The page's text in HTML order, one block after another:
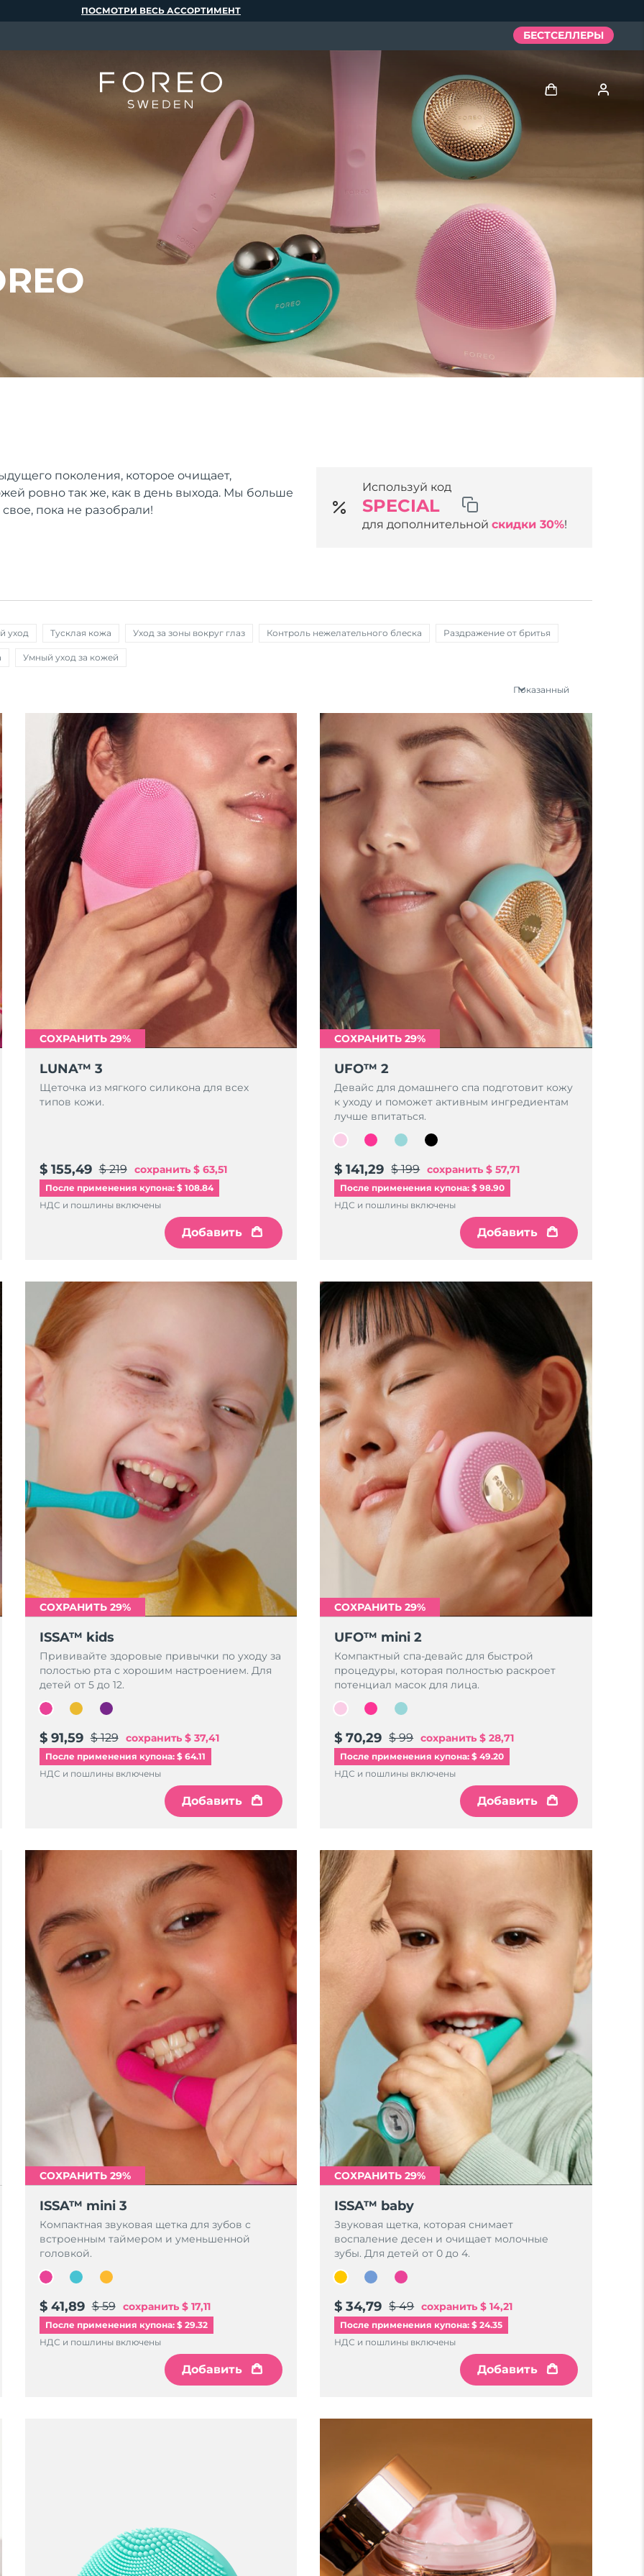
поколения, которое очищает,
ровно так же, как в день выхода. Мы больше
пока не разобрали!
Используй код
SPECIAL
для дополнительной скидки 30%!
уход Тусклая кожа Уход за зоны вокруг глаз Контроль нежелательного блеска Раздражение от бритья
Умный уход за кожей
Показанный
СОХРАНИТЬ 29%
LUNA™ 3
Щеточка из мягкого силикона для всех
типов кожи.
$ 155,49 $ 219 сохранить $ 63,51
После применения купона: $ 108.84
НДС и пошлины включены
Добавить
СОХРАНИТЬ 29%
UFO™ 2
Девайс для домашнего спа подготовит кожу
к уходу и поможет активным ингредиентам
лучше впитаться.
$ 141,29 $ 199 сохранить $ 57,71
После применения купона: $ 98.90
НДС и пошлины включены
Добавить
СОХРАНИТЬ 29%
ISSA™ kids
Прививайте здоровые привычки по уходу за
полостью рта с хорошим настроением. Для
детей от 5 до 12.
$ 91,59 $ 129 сохранить $ 37,41
После применения купона: $ 64.11
НДС и пошлины включены
Добавить
СОХРАНИТЬ 29%
UFO™ mini 2
Компактный спа-девайс для быстрой
процедуры, которая полностью раскроет
потенциал масок для лица.
$ 70,29 $ 99 сохранить $ 28,71
После применения купона: $ 49.20
НДС и пошлины включены
Добавить
СОХРАНИТЬ 29%
ISSA™ mini 3
Компактная звуковая щетка для зубов с
встроенным таймером и уменьшенной
головкой.
$ 41,89 $ 59 сохранить $ 17,11
После применения купона: $ 29.32
НДС и пошлины включены
Добавить
СОХРАНИТЬ 29%
ISSA™ baby
Звуковая щетка, которая снимает
воспаление десен и очищает молочные
зубы. Для детей от 0 до 4.
$ 34,79 $ 49 сохранить $ 14,21
После применения купона: $ 24.35
НДС и пошлины включены
Добавить
ПОСМОТРИ ВЕСЬ АССОРТИМЕНТ
БЕСТСЕЛЛЕРЫ
Войти
Профиль пользователя
Мои приборы
Мои адреса
Мои подписки